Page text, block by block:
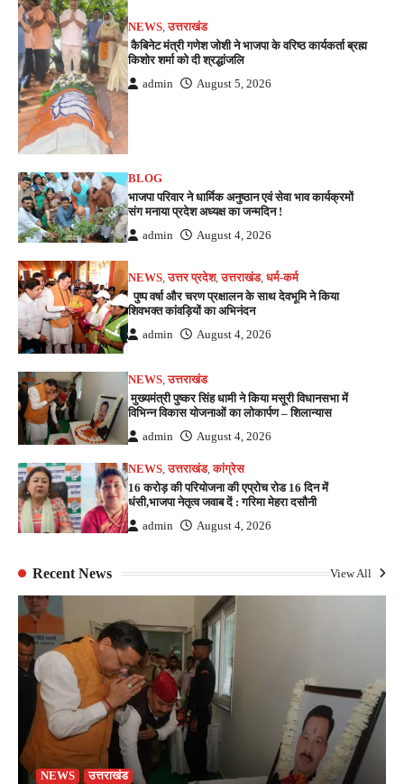
NEWS,उत्तराखंड
कैबिनेट मंत्री गणेश जोशी ने भाजपा के वरिष्ठ कार्यकर्ता ब्रह्म
किशोर शर्मा को दी श्रद्धांजलि
admin August 5, 2026
BLOG
भाजपा परिवार ने धार्मिक अनुष्ठान एवं सेवा भाव कार्यक्रमों
संग मनाया प्रदेश अध्यक्ष का जन्मदिन !
admin August 4, 2026
NEWS,उत्तर प्रदेश,उत्तराखंड,धर्म-कर्म
पुष्प वर्षा और चरण प्रक्षालन के साथ देवभूमि ने किया
शिवभक्त कांवड़ियों का अभिनंदन
admin August 4, 2026
NEWS ,उत्तराखंड
मुख्यमंत्री पुष्कर सिंह धामी ने किया मसूरी विधानसभा में
विभिन्न विकास योजनाओं का लोकार्पण – शिलान्यास
admin August 4, 2026
NEWS,उत्तराखंड,कांग्रेस
16 करोड़ की परियोजना की एप्रोच रोड 16 दिन में
धंसी,भाजपा नेतृत्व जवाब दें : गरिमा मेहरा दसौनी
admin August 4, 2026
Recent News View All
NEWS उत्तराखंड